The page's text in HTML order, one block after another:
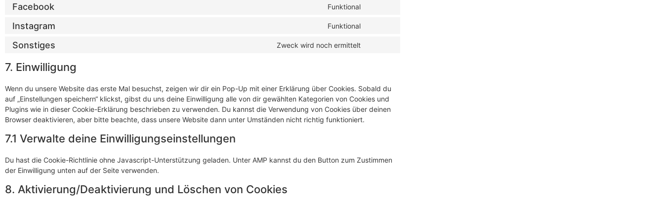
Facebook Funktional
Instagram Funktional
Sonstiges Zweck wird noch ermittelt
7. Einwilligung
Wenn du unsere Website das erste Mal besuchst, zeigen wir dir ein Pop-Up mit einer Erklärung über Cookies. Sobald du
auf „Einstellungen speichern“ klickst, gibst du uns deine Einwilligung alle von dir gewählten Kategorien von Cookies und
Plugins wie in dieser Cookie-Erklärung beschrieben zu verwenden. Du kannst die Verwendung von Cookies über deinen
Browser deaktivieren, aber bitte beachte, dass unsere Website dann unter Umständen nicht richtig funktioniert.
7.1 Verwalte deine Einwilligungseinstellungen
Du hast die Cookie-Richtlinie ohne Javascript-Unterstützung geladen. Unter AMP kannst du den Button zum Zustimmen
der Einwilligung unten auf der Seite verwenden.
8. Aktivierung/Deaktivierung und Löschen von Cookies